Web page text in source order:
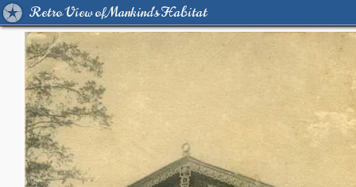
Retro View of Mankind's Habitat